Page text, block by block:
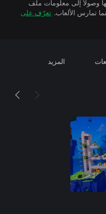
وصولاً إلى معلومات ملف
تعرّف على
المزيد